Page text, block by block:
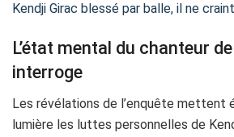
Kendji Girac blessé par balle, il ne
L’état mental du chanteur
interroge
Les révélations de l’enquête mettent
lumière les luttes personnelles de